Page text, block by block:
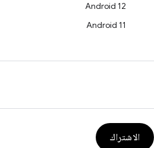
Android 12
Android 11
الاشتراك